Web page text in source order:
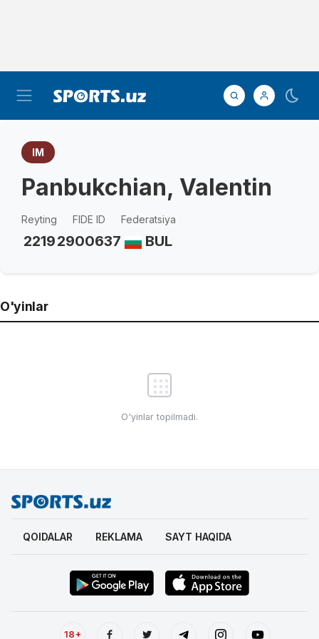
IM
Panbukchian, Valentin
Reyting
2219
FIDE ID
2900637
Federatsiya
BUL
O'yinlar
O'yinlar topilmadi.
QOIDALAR REKLAMA SAYT HAQIDA
18+